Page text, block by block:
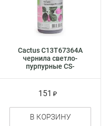
Cactus C13T67364A
чернила светло-
пурпурные CS-
151
В КОРЗИНУ